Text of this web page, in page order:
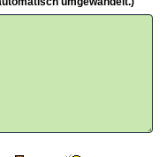
umgewandelt.)